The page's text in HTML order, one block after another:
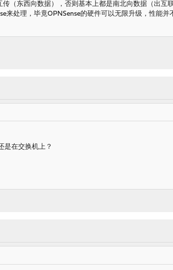
（东西向数据），否则基本上都是南北向数据（出互
来处理，毕竟OPNSense的硬件可以无限升级，性能并
是在交换机上？